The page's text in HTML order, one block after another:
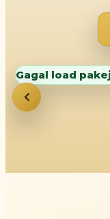
Gagal load